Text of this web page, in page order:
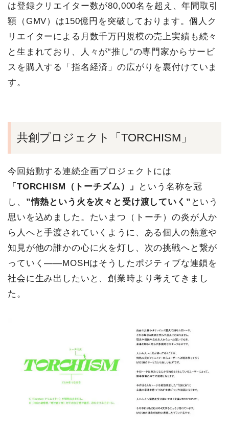
は登録クリエイター数が80,000名を超え、年間取引
額（GMV）は150億円を突破しております。個人ク
リエイターによる月数千万円規模の売上実績も続々
と生まれており、人々が“推し”の専門家からサービ
スを購入する「指名経済」の広がりを裏付けていま
す。
共創プロジェクト「TORCHISM」
今回始動する連続企画プロジェクトには
「TORCHISM（トーチズム）」
という名称を冠
し、 ”情熱という火を次々と受け渡していく” という
思いを込めました。たいまつ（トーチ）の炎が人か
ら人へと手渡されていくように、ある個人の熱意や
知見が他の誰かの心に火を灯し、次の挑戦へと繋が
っていく——MOSHはそうしたポジティブな連鎖を
社会に生み出したいと、創業時より考えてきまし
た。